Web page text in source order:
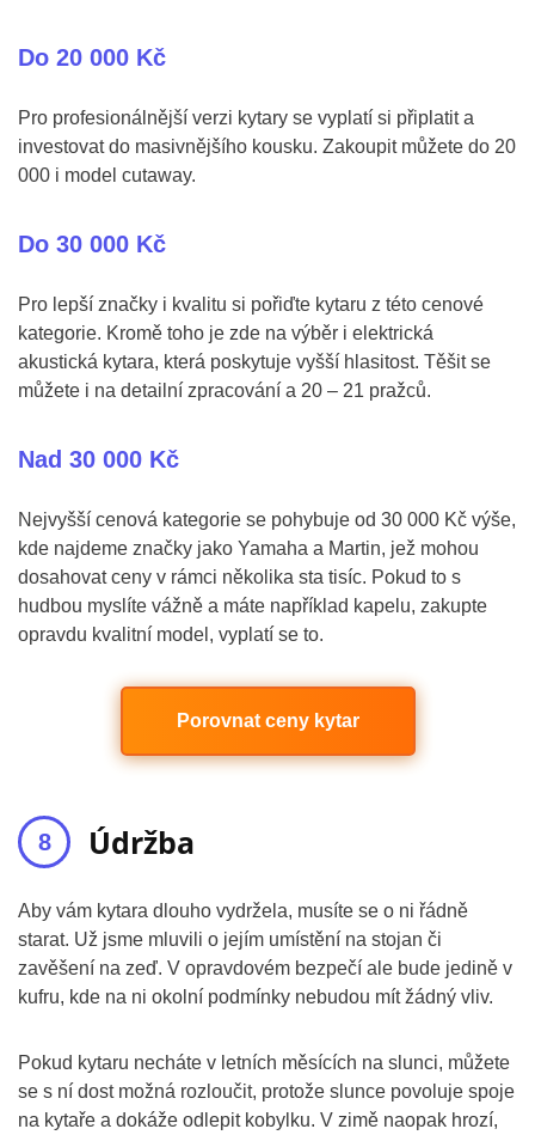
Do 20 000 Kč
Pro profesionálnější verzi kytary se vyplatí si připlatit a
investovat do masivnějšího kousku. Zakoupit můžete do 20
000 i model cutaway.
Do 30 000 Kč
Pro lepší značky i kvalitu si pořiďte kytaru z této cenové
kategorie. Kromě toho je zde na výběr i elektrická
akustická kytara, která poskytuje vyšší hlasitost. Těšit se
můžete i na detailní zpracování a 20 – 21 pražců.
Nad 30 000 Kč
Nejvyšší cenová kategorie se pohybuje od 30 000 Kč výše,
kde najdeme značky jako Yamaha a Martin, jež mohou
dosahovat ceny v rámci několika sta tisíc. Pokud to s
hudbou myslíte vážně a máte například kapelu, zakupte
opravdu kvalitní model, vyplatí se to.
Porovnat ceny kytar
Údržba
Aby vám kytara dlouho vydržela, musíte se o ni řádně
starat. Už jsme mluvili o jejím umístění na stojan či
zavěšení na zeď. V opravdovém bezpečí ale bude jedině v
kufru, kde na ni okolní podmínky nebudou mít žádný vliv.
Pokud kytaru necháte v letních měsících na slunci, můžete
se s ní dost možná rozloučit, protože slunce povoluje spoje
na kytaře a dokáže odlepit kobylku. V zimě naopak hrozí,